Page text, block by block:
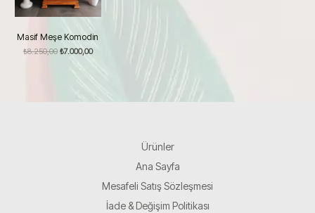
Masif Meşe Komodin
₺8.250,00 Orijinal
fiyat:
₺7.000,00Şu
Ürünler
Ana Sayfa
Mesafeli Satış Sözleşmesi
İade & Değişim Politikası